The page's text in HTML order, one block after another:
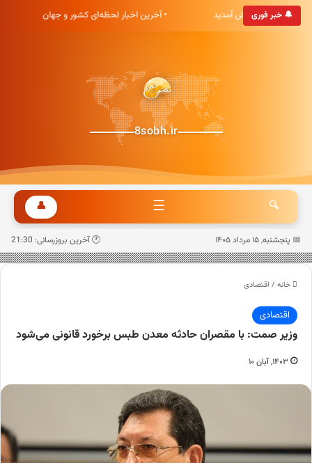
🔔 خبر فوری
خبری هشت صبح خوش آمدید • آخرین اخبار لحظه‌ای کشور و جهان
8sobh.ir
🔍
☰
👤
📅 پنجشنبه, ۱۵ مرداد ۱۴۰۵ 🕐 آخرین بروزرسانی: 21:30
خانه / اقتصادی
اقتصادی
وزیر صمت: با مقصران حادثه معدن طبس برخورد قانونی می‌شود
۱۴۰۳, آبان ۱۰